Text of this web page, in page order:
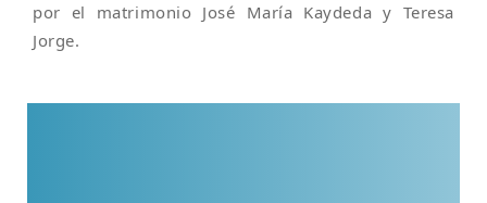
por el matrimonio José María Kaydeda y Teresa
Jorge.